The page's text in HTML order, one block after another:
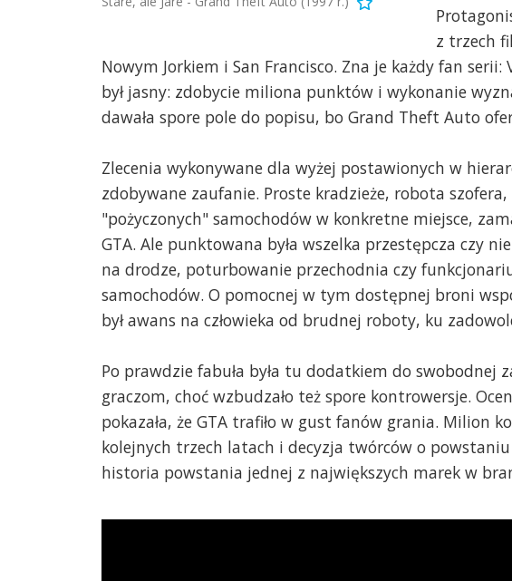
z trzech
Nowym Jorkiem i San Francisco. Zna je każdy fan
był jasny: zdobycie miliona punktów i wykonanie
dawała spore pole do popisu, bo Grand Theft Auto
Zlecenia wykonywane dla wyżej postawionych w
zdobywane zaufanie. Proste kradzieże, robota
"pożyczonych" samochodów w konkretne miejsce,
GTA. Ale punktowana była wszelka przestępcza czy
na drodze, poturbowanie przechodnia czy
samochodów. O pomocnej w tym dostępnej broni
był awans na człowieka od brudnej roboty, ku
Po prawdzie fabuła była tu dodatkiem do swobodnej
graczom, choć wzbudzało też spore kontrowersje.
pokazała, że GTA trafiło w gust fanów grania. Milion
kolejnych trzech latach i decyzja twórców o
historia powstania jednej z największych marek w